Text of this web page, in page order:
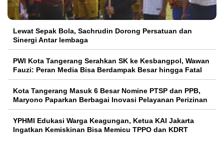
Lewat Sepak Bola, Sachrudin Dorong Persatuan dan
Sinergi Antar lembaga
PWI Kota Tangerang Serahkan SK ke Kesbangpol, Wawan
Fauzi: Peran Media Bisa Berdampak Besar hingga Fatal
Kota Tangerang Masuk 6 Besar Nomine PTSP dan PPB,
Maryono Paparkan Berbagai Inovasi Pelayanan Perizinan
YPHMI Edukasi Warga Keagungan, Ketua KAI Jakarta
Ingatkan Kemiskinan Bisa Memicu TPPO dan KDRT